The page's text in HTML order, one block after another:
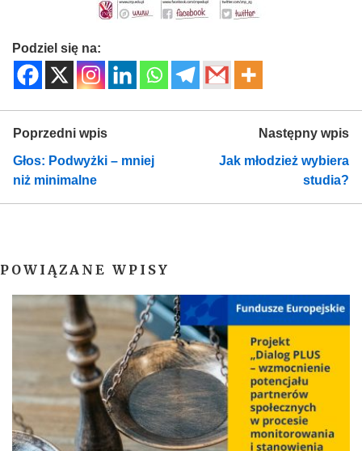
Podziel się na:
Poprzedni wpis
Głos: Podwyżki – mniej
niż minimalne
Następny wpis
Jak młodzież wybiera
studia?
POWIĄZANE WPISY